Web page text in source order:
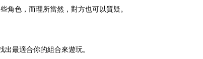
角色，而理所當然，對方也可以質疑。
最適合你的組合來遊玩。